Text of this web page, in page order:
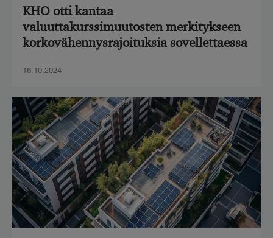
KHO otti kantaa
valuuttakurssimuutosten merkitykseen
korkovähennysrajoituksia sovellettaessa
16.10.2024